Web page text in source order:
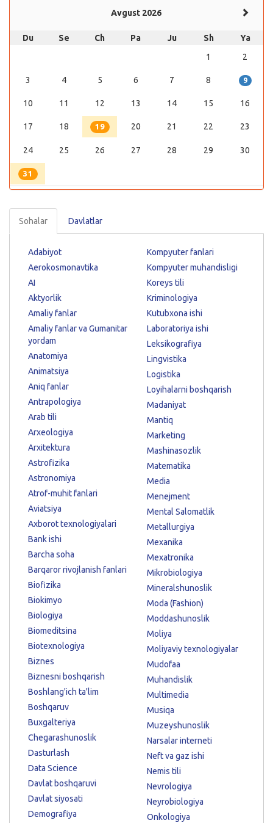
Avgust 2026
Du Se Ch Pa Ju Sh
Ya
1
2
3 4 5 6 7 8 9
10 11 12 13 14 15 16
17 18 19 20 21 22 23
24 25 26 27 28 29 30
31
Sohalar Davlatlar
Adabiyot
Aerokosmonavtika
AI
Aktyorlik
Amaliy fanlar
Amaliy fanlar va Gumanitar
yordam
Anatomiya
Animatsiya
Aniq fanlar
Antrapologiya
Arab tili
Arxeologiya
Arxitektura
Astrofizika
Astronomiya
Atrof-muhit fanlari
Aviatsiya
Axborot texnologiyalari
Bank ishi
Barcha soha
Barqaror rivojlanish fanlari
Biofizika
Biokimyo
Biologiya
Biomeditsina
Biotexnologiya
Biznes
Biznesni boshqarish
Boshlang'ich ta'lim
Boshqaruv
Buxgalteriya
Chegarashunoslik
Dasturlash
Data Science
Davlat boshqaruvi
Davlat siyosati
Demografiya
Kompyuter fanlari
Kompyuter muhandisligi
Koreys tili
Kriminologiya
Kutubxona ishi
Laboratoriya ishi
Leksikografiya
Lingvistika
Logistika
Loyihalarni boshqarish
Madaniyat
Mantiq
Marketing
Mashinasozlik
Matematika
Media
Menejment
Mental Salomatlik
Metallurgiya
Mexanika
Mexatronika
Mikrobiologiya
Mineralshunoslik
Moda (Fashion)
Moddashunoslik
Moliya
Moliyaviy texnologiyalar
Mudofaa
Muhandislik
Multimedia
Musiqa
Muzeyshunoslik
Narsalar interneti
Neft va gaz ishi
Nemis tili
Nevrologiya
Neyrobiologiya
Onkologiya